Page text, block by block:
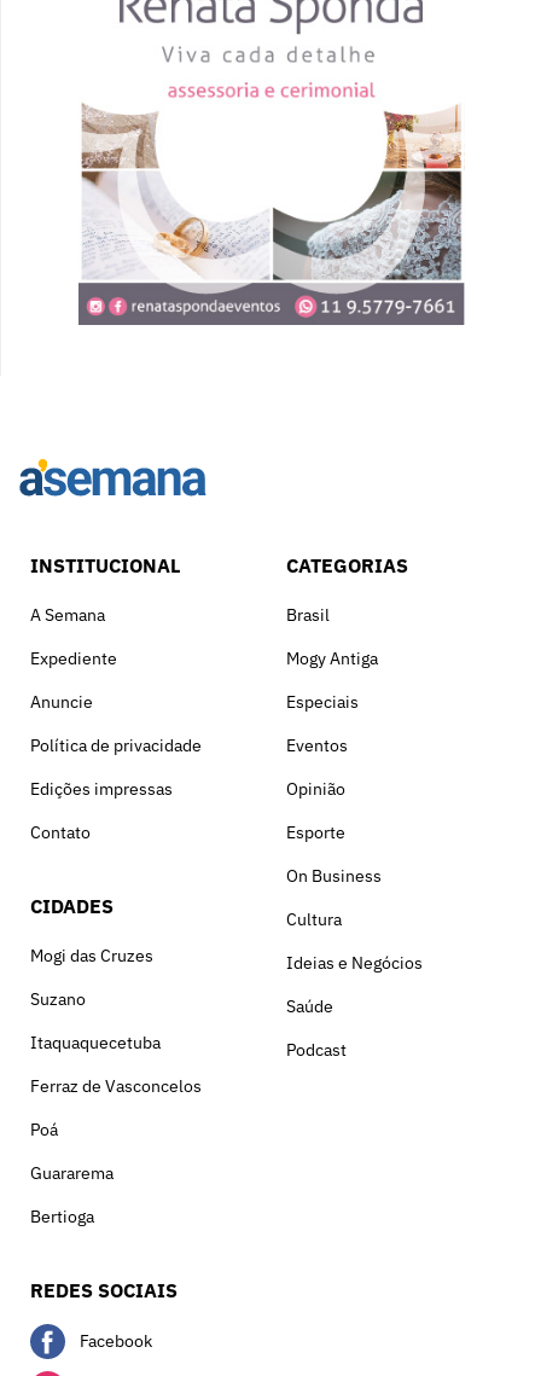
INSTITUCIONAL
A Semana
Expediente
Anuncie
Política de privacidade
Edições impressas
Contato
CIDADES
Mogi das Cruzes
Suzano
Itaquaquecetuba
Ferraz de Vasconcelos
Poá
Guararema
Bertioga
CATEGORIAS
Brasil
Mogy Antiga
Especiais
Eventos
Opinião
Esporte
On Business
Cultura
Ideias e Negócios
Saúde
Podcast
REDES SOCIAIS
Facebook